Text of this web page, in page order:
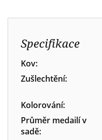
Specifikace
Kov:
Zušlechtění:
Kolorování:
Průměr medailí v
sadě: